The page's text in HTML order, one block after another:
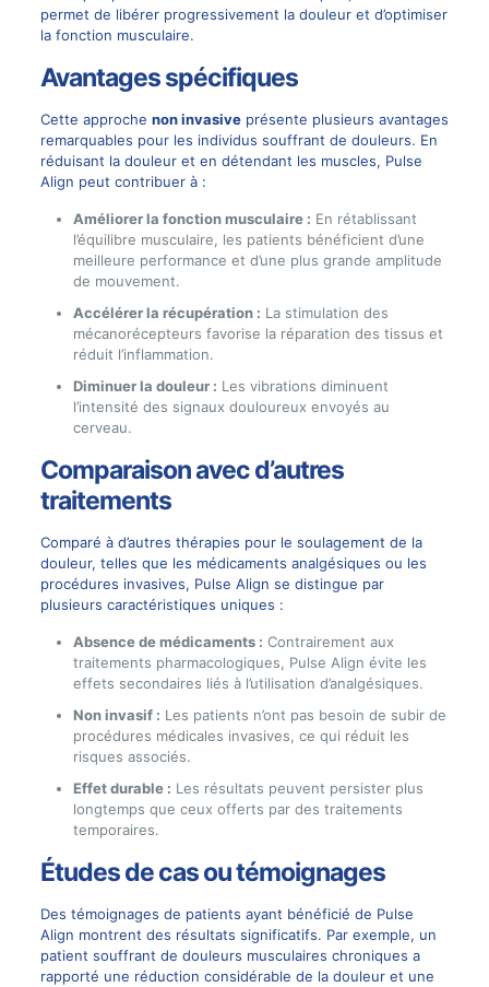
permet de libérer progressivement la douleur et d’optimiser
la fonction musculaire.
Avantages spécifiques
Cette approche non invasiveprésente plusieurs avantages
remarquables pour les individus souffrant de douleurs. En
réduisant la douleur et en détendant les muscles, Pulse
Align peut contribuer à :
Améliorer la fonction musculaire : En rétablissant
l’équilibre musculaire, les patients bénéficient d’une
meilleure performance et d’une plus grande amplitude
de mouvement.
Accélérer la récupération : La stimulation des
mécanorécepteurs favorise la réparation des tissus et
réduit l’inflammation.
Diminuer la douleur : Les vibrations diminuent
l’intensité des signaux douloureux envoyés au
cerveau.
Comparaison avec d’autres
traitements
Comparé à d’autres thérapies pour le soulagement de la
douleur, telles que les médicaments analgésiques ou les
procédures invasives, Pulse Align se distingue par
plusieurs caractéristiques uniques :
Absence de médicaments : Contrairement aux
traitements pharmacologiques, Pulse Align évite les
effets secondaires liés à l’utilisation d’analgésiques.
Non invasif : Les patients n’ont pas besoin de subir de
procédures médicales invasives, ce qui réduit les
risques associés.
Effet durable : Les résultats peuvent persister plus
longtemps que ceux offerts par des traitements
temporaires.
Études de cas ou témoignages
Des témoignages de patients ayant bénéficié de Pulse
Align montrent des résultats significatifs. Par exemple, un
patient souffrant de douleurs musculaires chroniques a
rapporté une réduction considérable de la douleur et une